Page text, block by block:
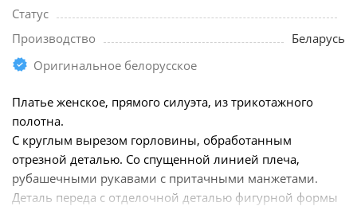
Статус
Производство
Беларусь
Оригинальное белорусское
Платье женское, прямого силуэта, из трикотажного
полотна.
С круглым вырезом горловины, обработанным
отрезной деталью. Со спущенной линией плеча,
рубашечными рукавами с притачными манжетами.
Деталь переда с отделочной деталью фигурной формы